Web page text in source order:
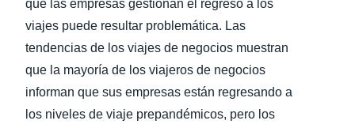
Belgium (English)
España (Español)
Norway (English)
que las empresas gestionan el regreso a los
viajes puede resultar problemática. Las
tendencias de los viajes de negocios muestran
que la mayoría de los viajeros de negocios
informan que sus empresas están regresando a
los niveles de viaje prepandémicos, pero los